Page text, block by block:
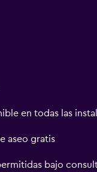
en todas las
aseo gratis
bajo